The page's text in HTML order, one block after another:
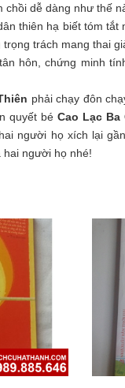
dễ dàng như thế
thiên hạ biết tóm tắt
trách mang thai
hôn, chứng minh
phải chạy đôn
quyết bé Cao Lạc Ba
người họ xích lại
hai người họ nhé!